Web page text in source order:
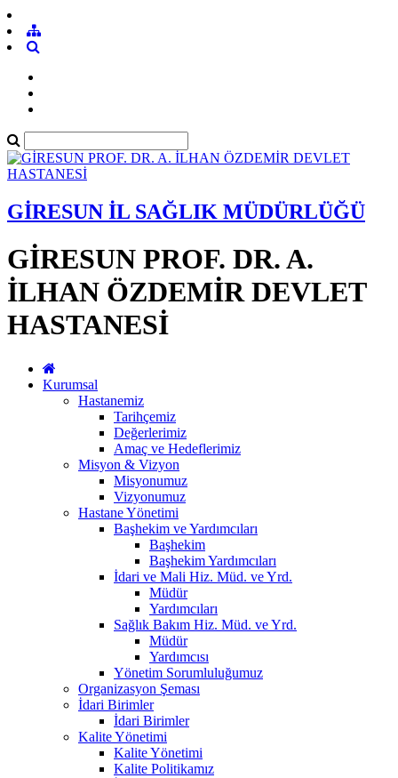
GİRESUN İL SAĞLIK MÜDÜRLÜĞÜ
GİRESUN PROF. DR. A.
İLHAN ÖZDEMİR DEVLET
HASTANESİ
Kurumsal
Hastanemiz
Tarihçemiz
Değerlerimiz
Amaç ve Hedeflerimiz
Misyon & Vizyon
Misyonumuz
Vizyonumuz
Hastane Yönetimi
Başhekim ve Yardımcıları
Başhekim
Başhekim Yardımcıları
İdari ve Mali Hiz. Müd. ve Yrd.
Müdür
Yardımcıları
Sağlık Bakım Hiz. Müd. ve Yrd.
Müdür
Yardımcısı
Yönetim Sorumluluğumuz
Organizasyon Şeması
İdari Birimler
İdari Birimler
Kalite Yönetimi
Kalite Yönetimi
Kalite Politikamız